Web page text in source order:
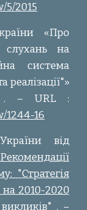
5/2015
«Про
слухань на
система
. – URL :
1244-16
від
"Стратегія
на 2010-2020
" . –